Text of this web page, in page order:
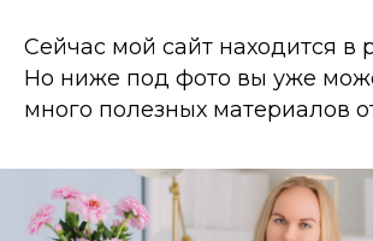
Сейчас мой сайт находится в
Но ниже под фото вы уже
много полезных материалов